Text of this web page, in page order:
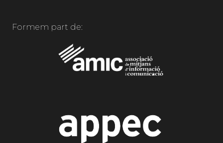
Formem part de: